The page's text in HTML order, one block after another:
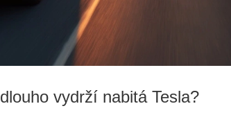
vydrží nabitá Tesla?